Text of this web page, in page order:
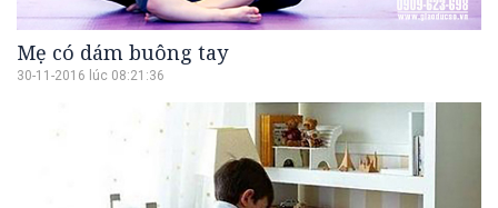
Mẹ có dám buông tay
30-11-2016 lúc 08:21:36